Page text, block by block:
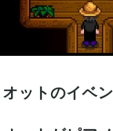
ットのイベ